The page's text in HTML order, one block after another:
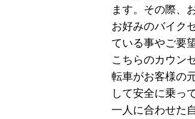
ます。その際、
お好みのバイク
ている事やご要
こちらのカウン
転車がお客様の
して安全に乗っ
一人に合わせた